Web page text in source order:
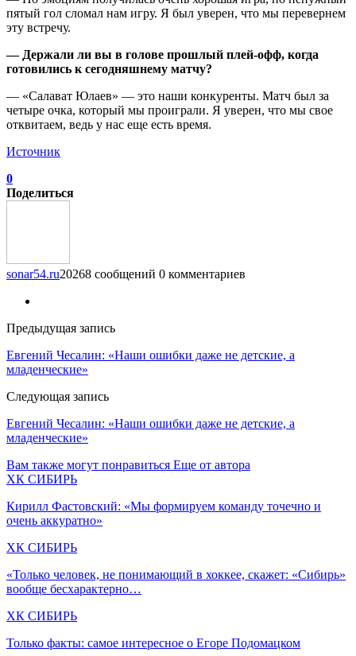
пятый гол сломал нам игру. Я был уверен, что мы перевернем
эту встречу.
— Держали ли вы в голове прошлый плей-офф, когда
готовились к сегодняшнему матчу?
— «Салават Юлаев» — это наши конкуренты. Матч был за
четыре очка, который мы проиграли. Я уверен, что мы свое
отквитаем, ведь у нас еще есть время.
Источник
0
Поделиться
sonar54.ru20268 сообщений 0 комментариев
Предыдущая запись
Евгений Чесалин: «Наши ошибки даже не детские, а
младенческие»
Следующая запись
Евгений Чесалин: «Наши ошибки даже не детские, а
младенческие»
Вам также могут понравиться Еще от автора
ХК СИБИРЬ
Кирилл Фастовский: «Мы формируем команду точечно и
очень аккуратно»
ХК СИБИРЬ
«Только человек, не понимающий в хоккее, скажет: «Сибирь»
вообще бесхарактерно…
ХК СИБИРЬ
Только факты: самое интересное о Егоре Подомацком